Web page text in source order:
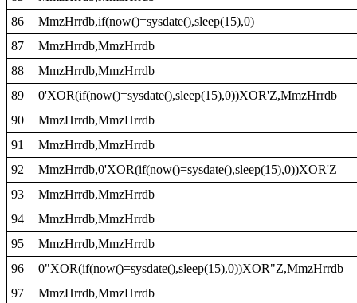
86
MmzHrrdb,if(now()=sysdate(),sleep(15),0)
87
MmzHrrdb,MmzHrrdb
88
MmzHrrdb,MmzHrrdb
89
0'XOR(if(now()=sysdate(),sleep(15),0))XOR'Z,MmzHrrdb
90
MmzHrrdb,MmzHrrdb
91
MmzHrrdb,MmzHrrdb
92
MmzHrrdb,0'XOR(if(now()=sysdate(),sleep(15),0))XOR'Z
93
MmzHrrdb,MmzHrrdb
94
MmzHrrdb,MmzHrrdb
95
MmzHrrdb,MmzHrrdb
96
0"XOR(if(now()=sysdate(),sleep(15),0))XOR"Z,MmzHrrdb
97
MmzHrrdb,MmzHrrdb